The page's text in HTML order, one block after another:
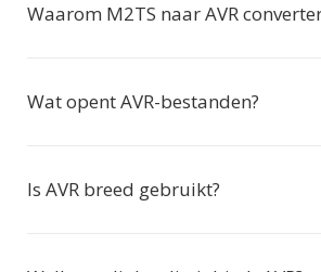
Waarom M2TS naar AVR
Wat opent AVR-bestanden?
Is AVR breed gebruikt?